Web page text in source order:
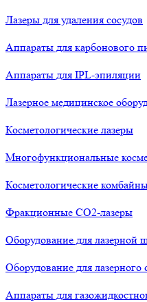
Лазеры для удаления сосудов
Аппараты для карбонового
Аппараты для IPL-эпиляции
Лазерное медицинское
Косметологические лазеры
Многофункциональные
Косметологические
Фракционные СО2-лазеры
Оборудование для лазерной
Оборудование для
Аппараты для